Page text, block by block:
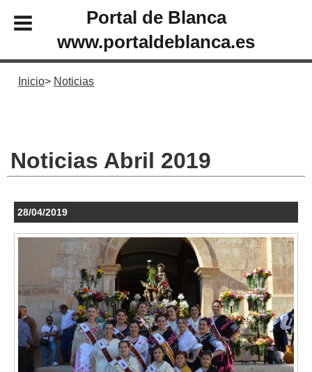
Portal de Blanca
www.portaldeblanca.es
Inicio Noticias
Noticias Abril 2019
28/04/2019